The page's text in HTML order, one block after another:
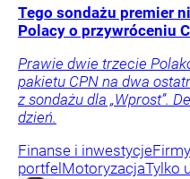
Tego sondażu premier
Polacy o przywróceniu
Prawie dwie trzecie
pakietu CPN na dwa
z sondażu dla „Wprost”.
dzień.
Finanse i inwestycje
portfel MotoryzacjaTylko